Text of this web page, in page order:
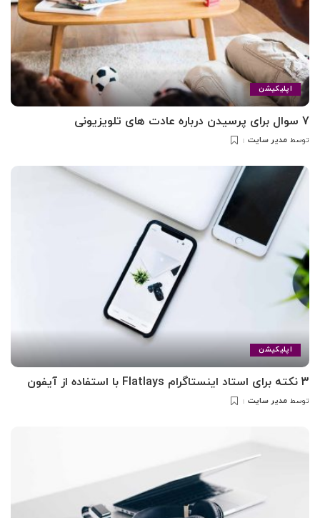
اپلیکیشن
7 سوال برای پرسیدن درباره عادت های تلویزیونی
توسط مدیر سایت
اپلیکیشن
3 نکته برای استاد اینستاگرام Flatlays با استفاده از آیفون
توسط مدیر سایت